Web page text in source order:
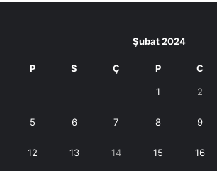
Şubat 2024
P S Ç P C
1 2
5 6 7 8 9
12 13 14 15 16